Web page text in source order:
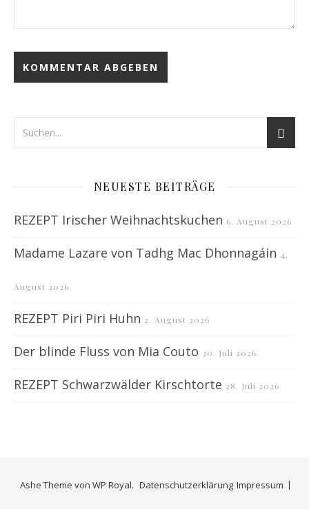
NEUESTE BEITRÄGE
REZEPT Irischer Weihnachtskuchen 6. August 2026
Madame Lazare von Tadhg Mac Dhonnagáin 4.
August 2026
REZEPT Piri Piri Huhn 2. August 2026
Der blinde Fluss von Mia Couto 30. Juli 2026
REZEPT Schwarzwälder Kirschtorte 28. Juli 2026
Datenschutzerklärung Impressum
Ashe Theme von WP Royal.